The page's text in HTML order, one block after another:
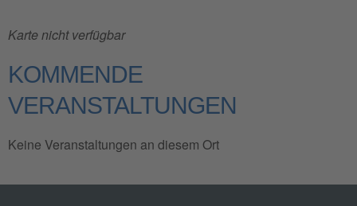
Karte nicht verfügbar
KOMMENDE
VERANSTALTUNGEN
Keine Veranstaltungen an diesem Ort